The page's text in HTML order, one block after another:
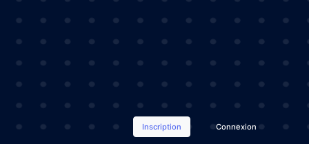
Inscription Connexion